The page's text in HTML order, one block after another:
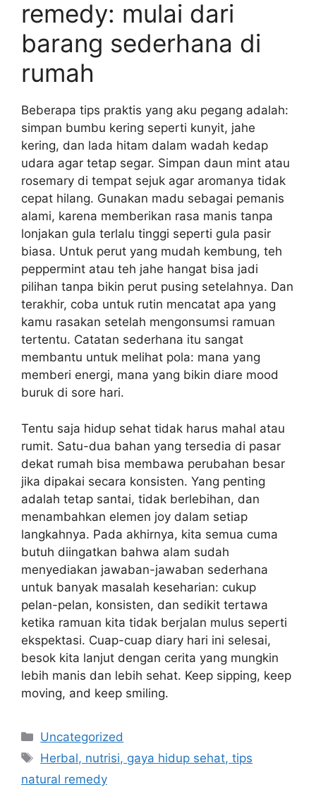
remedy: mulai dari
barang sederhana di
rumah
Beberapa tips praktis yang aku pegang adalah:
simpan bumbu kering seperti kunyit, jahe
kering, dan lada hitam dalam wadah kedap
udara agar tetap segar. Simpan daun mint atau
rosemary di tempat sejuk agar aromanya tidak
cepat hilang. Gunakan madu sebagai pemanis
alami, karena memberikan rasa manis tanpa
lonjakan gula terlalu tinggi seperti gula pasir
biasa. Untuk perut yang mudah kembung, teh
peppermint atau teh jahe hangat bisa jadi
pilihan tanpa bikin perut pusing setelahnya. Dan
terakhir, coba untuk rutin mencatat apa yang
kamu rasakan setelah mengonsumsi ramuan
tertentu. Catatan sederhana itu sangat
membantu untuk melihat pola: mana yang
memberi energi, mana yang bikin diare mood
buruk di sore hari.
Tentu saja hidup sehat tidak harus mahal atau
rumit. Satu-dua bahan yang tersedia di pasar
dekat rumah bisa membawa perubahan besar
jika dipakai secara konsisten. Yang penting
adalah tetap santai, tidak berlebihan, dan
menambahkan elemen joy dalam setiap
langkahnya. Pada akhirnya, kita semua cuma
butuh diingatkan bahwa alam sudah
menyediakan jawaban-jawaban sederhana
untuk banyak masalah keseharian: cukup
pelan-pelan, konsisten, dan sedikit tertawa
ketika ramuan kita tidak berjalan mulus seperti
ekspektasi. Cuap-cuap diary hari ini selesai,
besok kita lanjut dengan cerita yang mungkin
lebih manis dan lebih sehat. Keep sipping, keep
moving, and keep smiling.
Categories
Uncategorized
Tags
Herbal, nutrisi, gaya hidup sehat, tips
natural remedy